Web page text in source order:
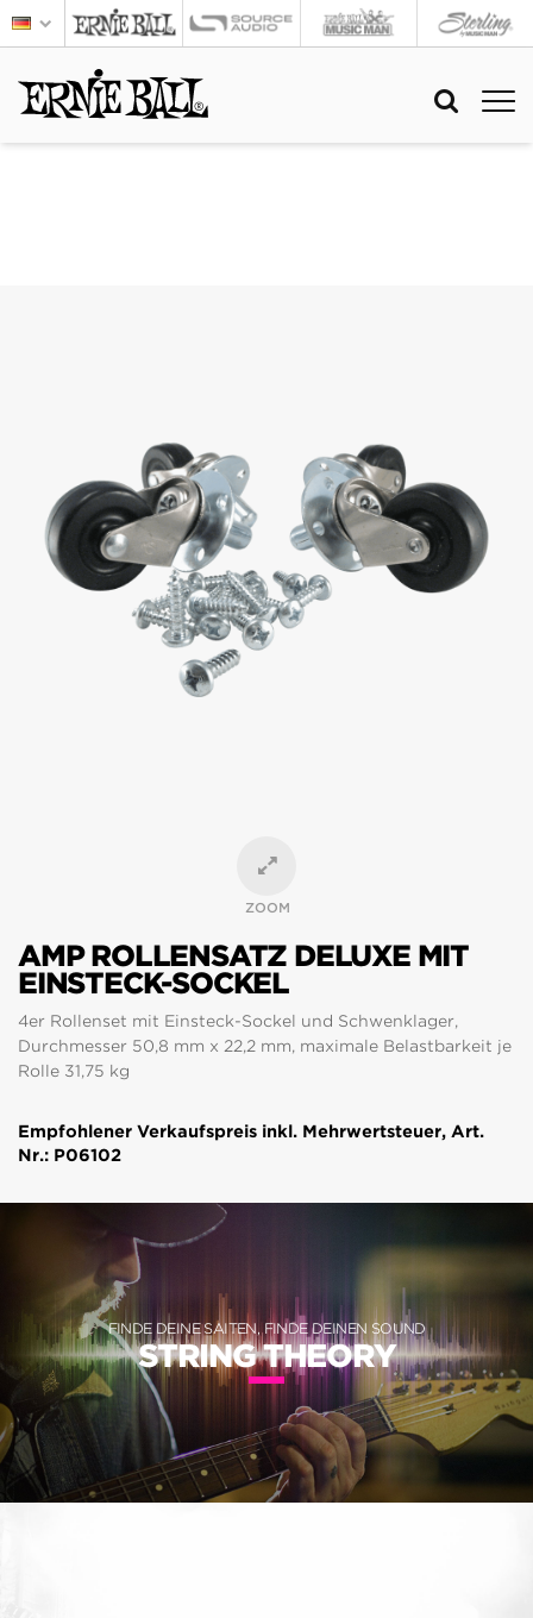
ZOOM
AMP ROLLENSATZ DELUXE MIT
EINSTECK-SOCKEL
4er Rollenset mit Einsteck-Sockel und Schwenklager,
Durchmesser 50,8 mm x 22,2 mm, maximale Belastbarkeit je
Rolle 31,75 kg
Empfohlener Verkaufspreis inkl. Mehrwertsteuer, Art.
Nr.: P06102
FINDE DEINE SAITEN, FINDE DEINEN SOUND
STRING THEORY